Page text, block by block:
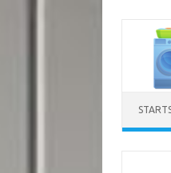
springen